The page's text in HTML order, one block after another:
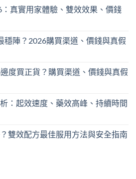
真實用家體驗、雙效效果、價錢
穩陣？2026購買渠道、價錢與真假
度買正貨？購買渠道、價錢與真假
：起效速度、藥效高峰、持續時間
雙效配方最佳服用方法與安全指南